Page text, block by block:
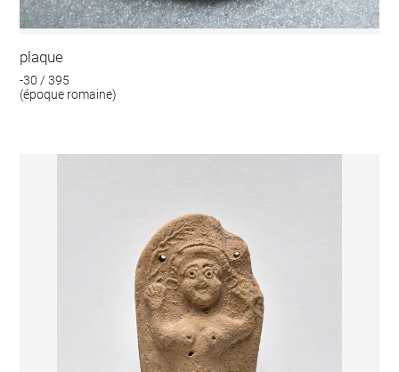
plaque
-30 / 395
(époque romaine)